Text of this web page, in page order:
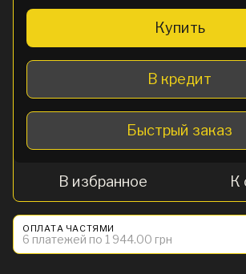
Купить
В кредит
Быстрый заказ
В избранное К
ОПЛАТА ЧАСТЯМИ
6 платежей по 1 944.00 грн